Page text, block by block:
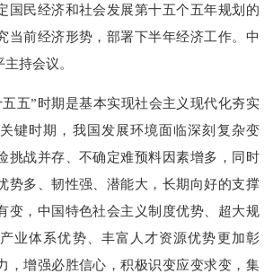
国民经济和社会发展第十五个五年规划的
当前经济形势，部署下半年经济工作。中
持会议。
五五”时期是基本实现社会主义现代化夯实
键时期，我国发展环境面临深刻复杂变
挑战并存、不确定难预料因素增多，同时
势多、韧性强、潜能大，长期向好的支撑
变，中国特色社会主义制度优势、超大规
业体系优势、丰富人才资源优势更加彰
，增强必胜信心，积极识变应变求变，集